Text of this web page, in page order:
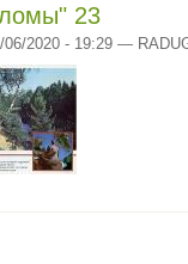
23
06/2020 - 19:29 —